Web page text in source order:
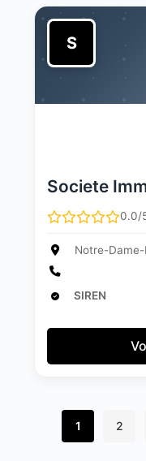
S
Societe
0.0/
Notre-
SIREN
1 2